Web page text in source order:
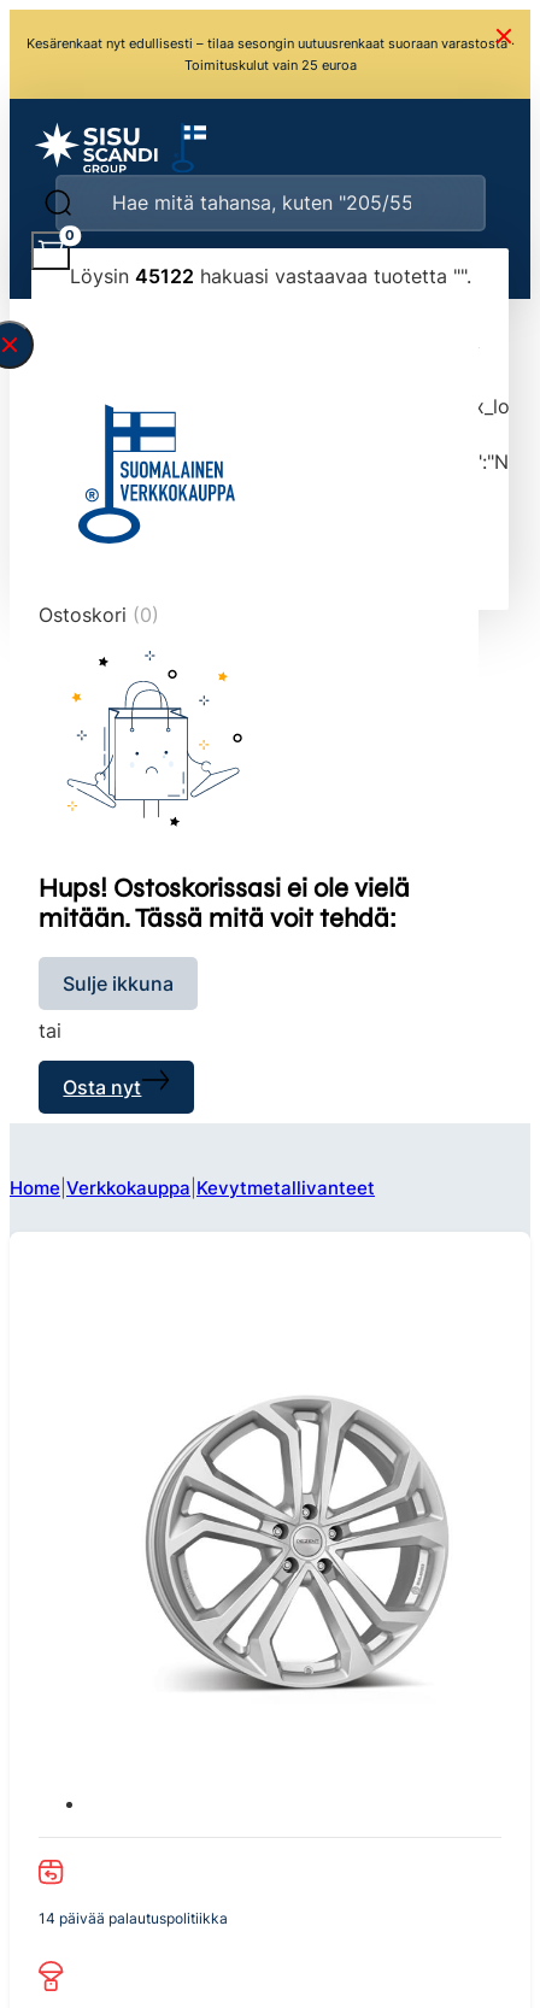
Kesärenkaat nyt edullisesti – tilaa sesongin uutuusrenkaat suoraan varastosta ·
Toimituskulut vain 25 euroa
Löysin 45122 hakuasi vastaavaa tuotetta "".
typed the search query correctly.<br>Currently
tmlmvi","meta_query":
data-original-query-vars="[]" data-page="1"
data-max-pages="4513" data-start="1" data-
end="10">
0
Ostoskori (0)
Hups! Ostoskorissasi ei ole vielä
mitään. Tässä mitä voit tehdä:
Sulje ikkuna
tai
Osta nyt
Home Verkkokauppa Kevytmetallivanteet
14 päivää palautuspolitiikka